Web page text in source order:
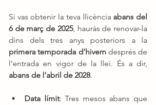
Si vas obtenir la teva llicència abans del
6 de març de 2025, hauràs de renovar-la
primera temporada d’hivern després de
abans de l’abril de 2028.
Data límit: Tres mesos abans que